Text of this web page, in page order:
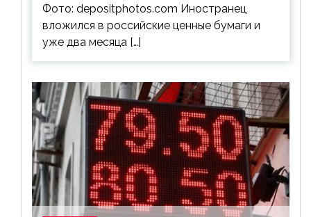
Фото: depositphotos.com Иностранец
вложился в российские ценные бумаги и
уже два месяца […]